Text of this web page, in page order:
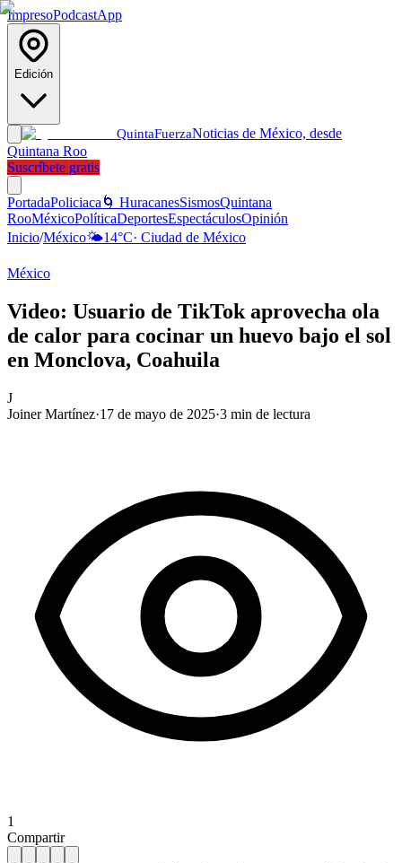
ImpresoPodcastApp
Edición
QuintaFuerzaNoticias de México, desde
Quintana Roo
Suscríbete gratis
PortadaPoliciaca 🌀 HuracanesSismosQuintana
RooMéxicoPolíticaDeportesEspectáculosOpinión
Inicio/México🌤️14°C· Ciudad de México
México
Video: Usuario de TikTok aprovecha ola
de calor para cocinar un huevo bajo el sol
en Monclova, Coahuila
J
Joiner Martínez·17 de mayo de 2025·3 min de lectura
1
Compartir